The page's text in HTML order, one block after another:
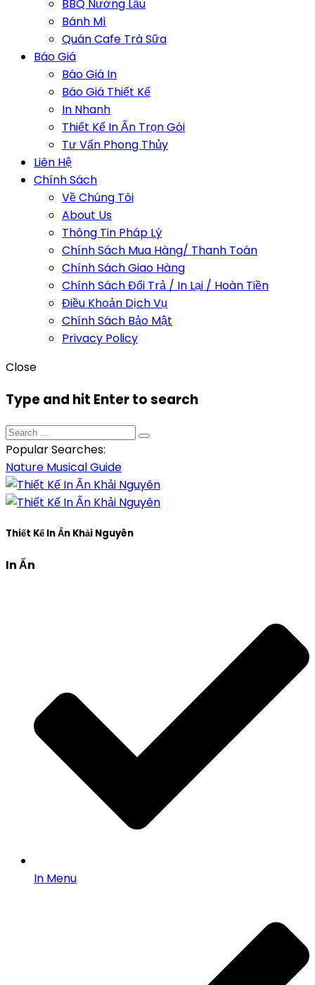
BBQ Nướng Lẩu
Bánh Mì
Quán Cafe Trà Sữa
Báo Giá
Báo Giá In
Báo Giá Thiết Kế
In Nhanh
Thiết Kế In Ấn Trọn Gói
Tư Vấn Phong Thủy
Liên Hệ
Chính Sách
Về Chúng Tôi
About Us
Thông Tin Pháp Lý
Chính Sách Mua Hàng/ Thanh Toán
Chính Sách Giao Hàng
Chính Sách Đổi Trả / In Lại / Hoàn Tiền
Điều Khoản Dịch Vụ
Chính Sách Bảo Mật
Privacy Policy
Close
Type and hit Enter to search
Popular Searches:
Nature MusicalGuide
Thiết Kế In Ấn Khải Nguyên
In Ấn
In Menu